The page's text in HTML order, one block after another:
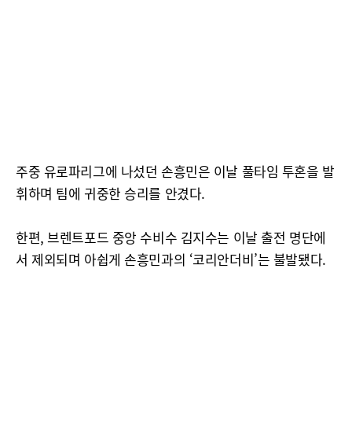
주중 유로파리그에 나섰던 손흥민은 이날 풀타임 투혼을 발
휘하며 팀에 귀중한 승리를 안겼다.
한편, 브렌트포드 중앙 수비수 김지수는 이날 출전 명단에
서 제외되며 아쉽게 손흥민과의 ‘코리안더비’는 불발됐다.